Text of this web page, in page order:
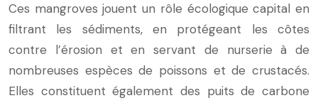
Ces mangroves jouent un rôle écologique capital en
filtrant les sédiments, en protégeant les côtes
contre l’érosion et en servant de nurserie à de
nombreuses espèces de poissons et de crustacés.
Elles constituent également des puits de carbone